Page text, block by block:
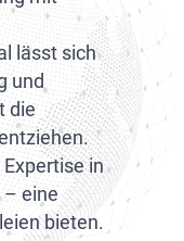
lässt sich
und
die
in
eine
bieten.